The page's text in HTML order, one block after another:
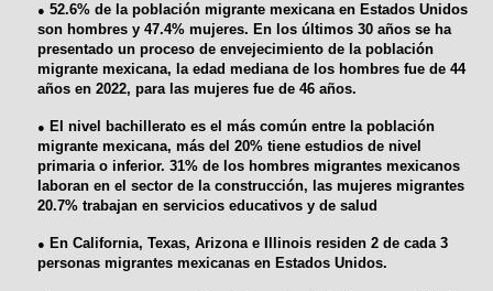
● 52.6% de la población migrante mexicana en Estados Unidos
son hombres y 47.4% mujeres. En los últimos 30 años se ha
presentado un proceso de envejecimiento de la población
migrante mexicana, la edad mediana de los hombres fue de 44
años en 2022, para las mujeres fue de 46 años.
● El nivel bachillerato es el más común entre la población
migrante mexicana, más del 20% tiene estudios de nivel
primaria o inferior. 31% de los hombres migrantes mexicanos
laboran en el sector de la construcción, las mujeres migrantes
20.7% trabajan en servicios educativos y de salud
● En California, Texas, Arizona e Illinois residen 2 de cada 3
personas migrantes mexicanas en Estados Unidos.